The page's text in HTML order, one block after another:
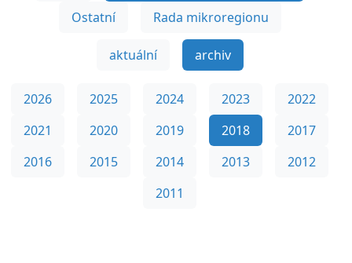
Ostatní
Rada mikroregionu
aktuální archiv
2026 2025 2024 2023
2022
2021
2020 2019 2018
2017
2016
2015 2014 2013
2012
2011